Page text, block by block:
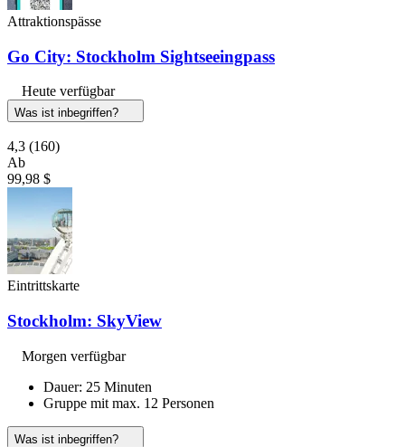
Attraktionspässe
Go City: Stockholm Sightseeingpass
Heute verfügbar
Was ist inbegriffen?
4,3 (160)
Ab
99,98 $
Eintrittskarte
Stockholm: SkyView
Morgen verfügbar
Dauer: 25 Minuten
Gruppe mit max. 12 Personen
Was ist inbegriffen?